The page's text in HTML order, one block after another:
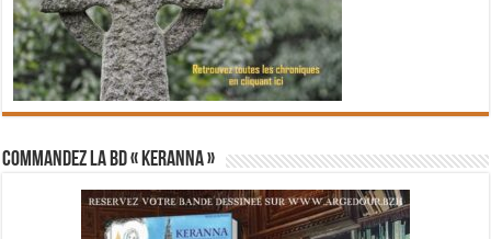
Commandez la BD « Keranna »